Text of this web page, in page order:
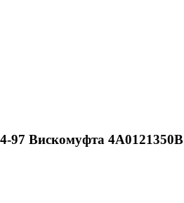
97 Вискомуфта 4A0121350B